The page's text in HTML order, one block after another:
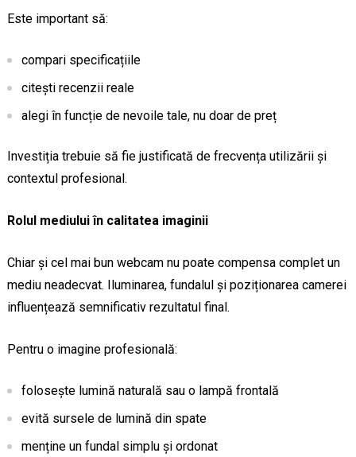
Este important să:
compari specificațiile
citești recenzii reale
alegi în funcție de nevoile tale, nu doar de preț
Investiția trebuie să fie justificată de frecvența utilizării și
contextul profesional.
Rolul mediului în calitatea imaginii
Chiar și cel mai bun webcam nu poate compensa complet un
mediu neadecvat. Iluminarea, fundalul și poziționarea camerei
influențează semnificativ rezultatul final.
Pentru o imagine profesională:
folosește lumină naturală sau o lampă frontală
evită sursele de lumină din spate
menține un fundal simplu și ordonat